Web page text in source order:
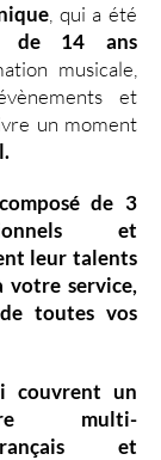
, qui a été
de 14 ans
musicale,
et
un moment
de 3
et
leur talents
votre service,
toutes vos
couvrent un
multi-
et